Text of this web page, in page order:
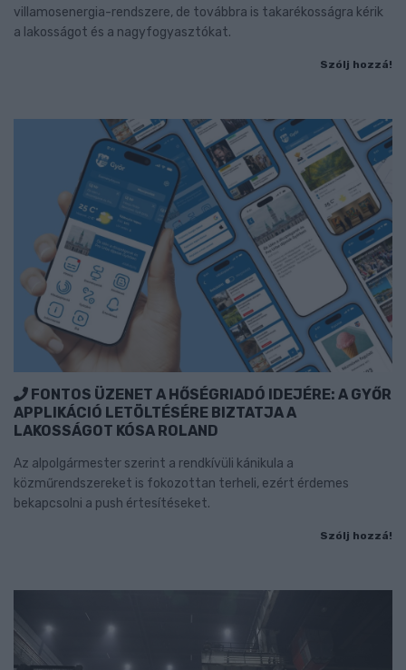
villamosenergia-rendszere, de továbbra is takarékosságra kérik
a lakosságot és a nagyfogyasztókat.
Szólj hozzá!
FONTOS ÜZENET A HŐSÉGRIADÓ IDEJÉRE: A GYŐR
APPLIKÁCIÓ LETÖLTÉSÉRE BIZTATJA A
LAKOSSÁGOT KÓSA ROLAND
Az alpolgármester szerint a rendkívüli kánikula a
közműrendszereket is fokozottan terheli, ezért érdemes
bekapcsolni a push értesítéseket.
Szólj hozzá!